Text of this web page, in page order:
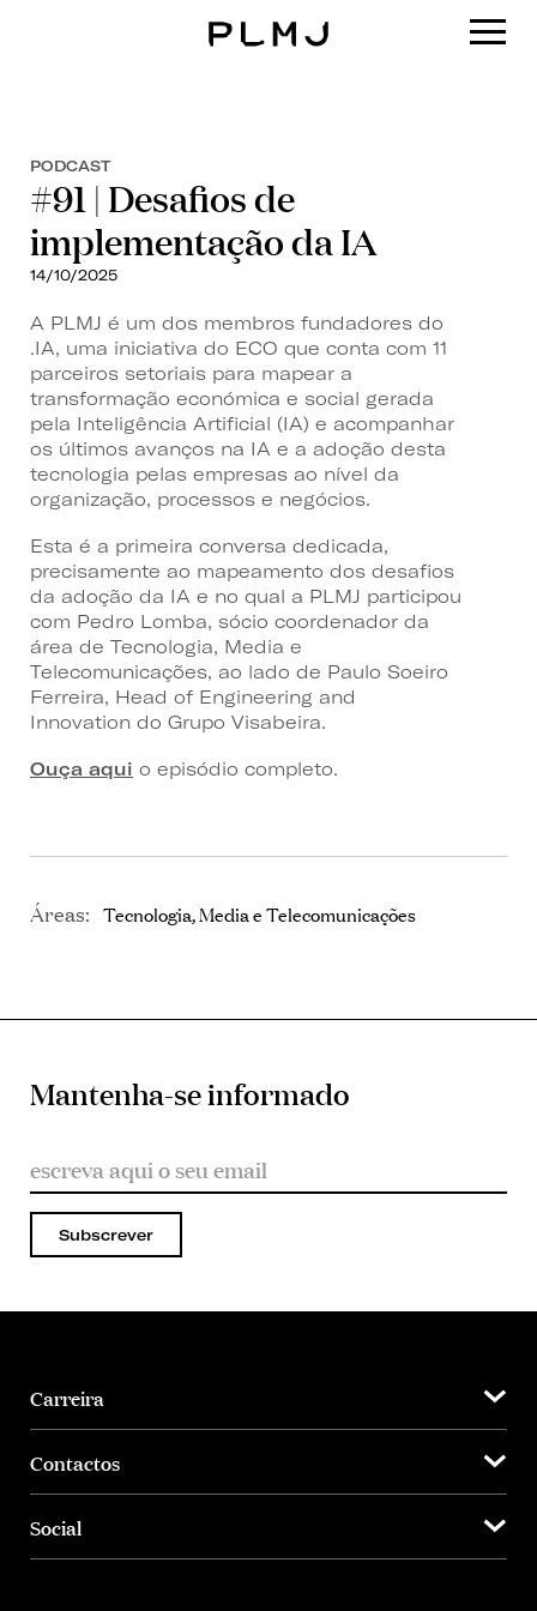
PODCAST
#91 | Desafios de
implementação da IA
14/10/2025
A PLMJ é um dos membros fundadores do
.IA, uma iniciativa do ECO que conta com 11
parceiros setoriais para mapear a
transformação económica e social gerada
pela Inteligência Artificial (IA) e acompanhar
os últimos avanços na IA e a adoção desta
tecnologia pelas empresas ao nível da
organização, processos e negócios.
Esta é a primeira conversa dedicada,
precisamente ao mapeamento dos desafios
da adoção da IA e no qual a PLMJ participou
com Pedro Lomba, sócio coordenador da
área de Tecnologia, Media e
Telecomunicações, ao lado de Paulo Soeiro
Ferreira, Head of Engineering and
Innovation do Grupo Visabeira.
Ouça aqui o episódio completo.
Áreas: Tecnologia, Media e Telecomunicações
Mantenha-se informado
Subscrever
Carreira
Contactos
Social